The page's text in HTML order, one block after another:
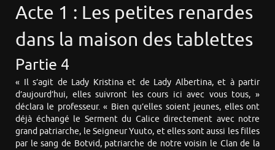
Acte 1 : Les petites renardes
dans la maison des tablettes
Partie 4
« Il s’agit de Lady Kristina et de Lady Albertina, et à partir
d’aujourd’hui, elles suivront les cours ici avec vous tous, »
déclara le professeur. « Bien qu’elles soient jeunes, elles ont
déjà échangé le Serment du Calice directement avec notre
grand patriarche, le Seigneur Yuuto, et elles sont aussi les filles
par le sang de Botvid, patriarche de notre voisin le Clan de la